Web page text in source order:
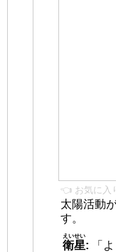
👈 お気に入
太陽活動
す。
衛星
えいせい
:
「